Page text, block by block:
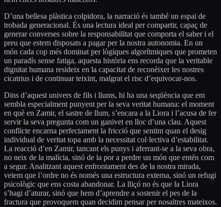
D’una bellesa plàstica colpidora, la narració és també un espai de
trobada generacional. És una lectura ideal per compartir, capaç de
generar converses sobre la responsabilitat que comporta el saber i el
preu que estem disposats a pagar per la nostra autonomia. En un
món cada cop més dominat per lògiques algorítmiques que prometen
un paradís sense fatiga, aquesta història ens recorda que la veritable
dignitat humana resideix en la capacitat de reconèixer les nostres
cicatrius i de continuar teixint, malgrat el risc d’equivocar-nos.
Dins d’aquest univers de fils i llums, hi ha una seqüència que em
sembla especialment punyent per la seva veritat humana: el moment
en què en Zamir, el sastre de llum, s’encara a la Liora i l’acusa de fer
servir la seva pregunta com un ganivet en lloc d’una clau. Aquest
conflicte encarna perfectament la fricció que sentim quan el desig
individual de veritat topa amb la necessitat col·lectiva d’estabilitat.
La reacció d’en Zamir, tancant els punys i aferrant-se a la seva obra,
no neix de la malícia, sinó de la por a perdre un món que entén com
a segur. Analitzant aquest enfrontament des de la nostra mirada,
veiem que l’ordre no és només una estructura externa, sinó un refugi
psicològic que ens costa abandonar. La lliçó no és que la Liora
s’hagi d’aturar, sinó que hem d’aprendre a sostenir el pes de la
fractura que provoquem quan decidim pensar per nosaltres mateixos.